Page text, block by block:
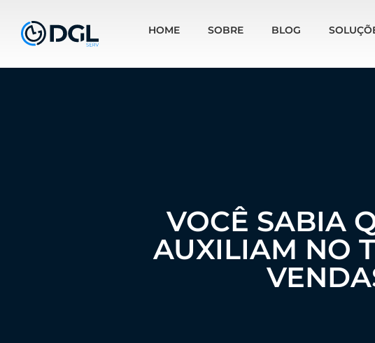
HOME SOBRE BLOG
VOCÊ SABIA
AUXILIAM NO